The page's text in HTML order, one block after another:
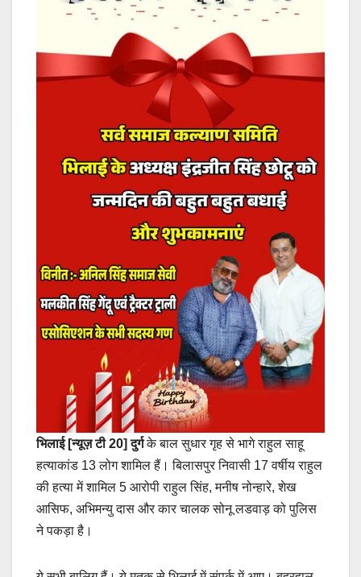
भिलाई [न्यूज़ टी 20] दुर्गके बाल सुधार गृह से भागे राहुल साहू
हत्याकांड 13 लोग शामिल हैं। बिलासपुर निवासी 17 वर्षीय राहुल
की हत्या में शामिल 5 आरोपी राहुल सिंह, मनीष नोन्हारे, शेख
आसिफ, अभिमन्यु दास और कार चालक सोनू लडवाड़ को पुलिस
ने पकड़ा है।